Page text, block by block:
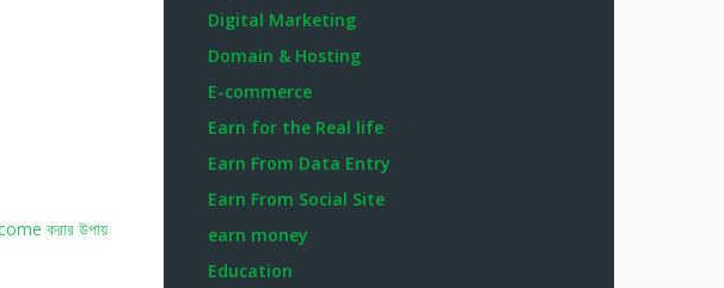
করার উপায়
Digital Marketing
Domain & Hosting
E-commerce
Earn for the Real life
Earn From Data Entry
Earn From Social Site
earn money
Education